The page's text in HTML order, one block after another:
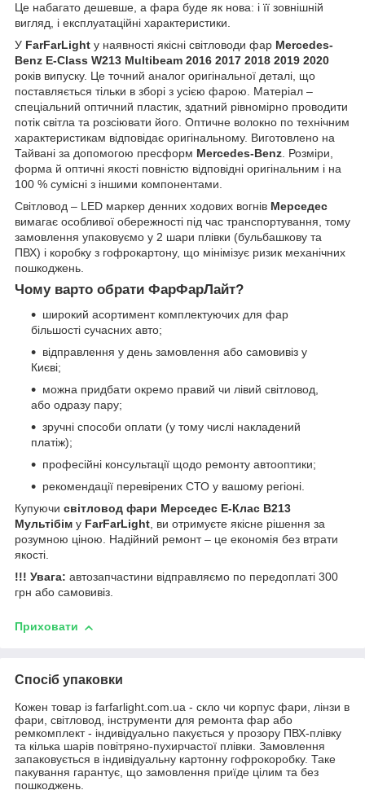
Це набагато дешевше, а фара буде як нова: і її зовнішній
вигляд, і експлуатаційні характеристики.
У FarFarLight у наявності якісні світловоди фар Mercedes-
Benz E-Class W213 Multibeam 2016 2017 2018 2019 2020
років випуску. Це точний аналог оригінальної деталі, що
поставляється тільки в зборі з усією фарою. Матеріал –
спеціальний оптичний пластик, здатний рівномірно проводити
потік світла та розсіювати його. Оптичне волокно по технічним
характеристикам відповідає оригінальному. Виготовлено на
Тайвані за допомогою пресформ Mercedes-Benz. Розміри,
форма й оптичні якості повністю відповідні оригінальним і на
100 % сумісні з іншими компонентами.
Світловод – LED маркер денних ходових вогнів Мерседес
вимагає особливої обережності під час транспортування, тому
замовлення упаковуємо у 2 шари плівки (бульбашкову та
ПВХ) і коробку з гофрокартону, що мінімізує ризик механічних
пошкоджень.
Чому варто обрати ФарФарЛайт?
широкий асортимент комплектуючих для фар
більшості сучасних авто;
відправлення у день замовлення або самовивіз у
Києві;
можна придбати окремо правий чи лівий світловод,
або одразу пару;
зручні способи оплати (у тому числі накладений
платіж);
професійні консультації щодо ремонту автооптики;
рекомендації перевірених СТО у вашому регіоні.
Купуючи світловод фари Мерседес Е-Клас В213
Мультібім у FarFarLight, ви отримуєте якісне рішення за
розумною ціною. Надійний ремонт – це економія без втрати
якості.
!!! Увага: автозапчастини відправляємо по передоплаті 300
грн або самовивіз.
Приховати
Спосіб упаковки
Кожен товар із farfarlight.com.ua - скло чи корпус фари, лінзи в
фари, світловод, інструменти для ремонта фар або
ремкомплект - індивідуально пакується у прозору ПВХ-плівку
та кілька шарів повітряно-пухирчастої плівки. Замовлення
запаковується в індивідуальну картонну гофрокоробку. Таке
пакування гарантує, що замовлення приїде цілим та без
пошкоджень.